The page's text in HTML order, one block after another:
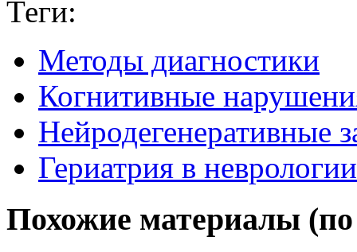
Теги:
Методы диагностики
Когнитивные
Нейродегенеративные
Гериатрия в неврологии
Похожие материалы (по